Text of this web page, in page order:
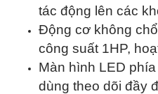
tác động lên các
Động cơ không
công suất 1HP,
Màn hình LED
dùng theo dõi đầy